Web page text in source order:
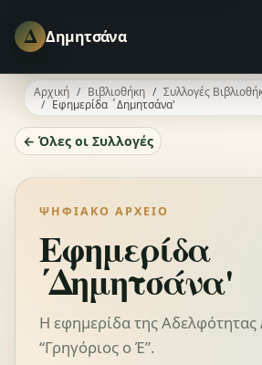
Δ Δημητσάνα
Αρχική Βιβλιοθήκη
Συλλογές
Εφημερίδα ΄Δημητσάνα'
← Όλες οι Συλλογές
ΨΗΦΙΑΚΌ ΑΡΧΕΊΟ
Εφημερίδα
΄Δημητσάνα'
Η εφημερίδα της
“Γρηγόριος ο Έ”.